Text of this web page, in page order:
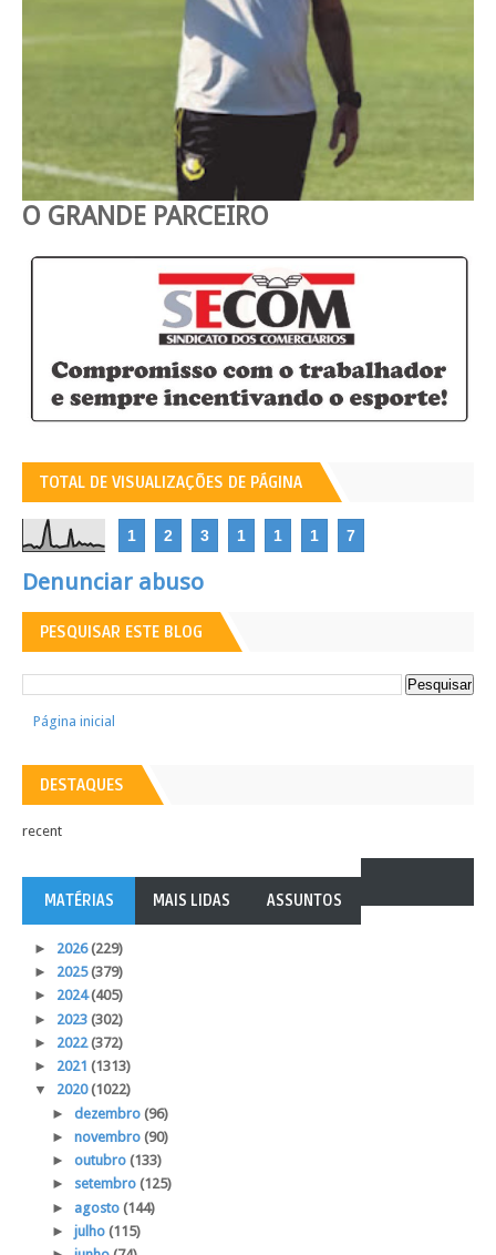
O GRANDE PARCEIRO
TOTAL DE VISUALIZAÇÕES DE PÁGINA
1 2 3 1 1 1 7
Denunciar abuso
PESQUISAR ESTE BLOG
Página inicial
DESTAQUES
recent
MATÉRIAS MAIS LIDAS ASSUNTOS
► 2026(229)
► 2025(379)
► 2024(405)
► 2023 (302)
► 2022(372)
► 2021 (1313)
▼ 2020(1022)
► dezembro (96)
► novembro (90)
► outubro (133)
► setembro (125)
► agosto (144)
► julho (115)